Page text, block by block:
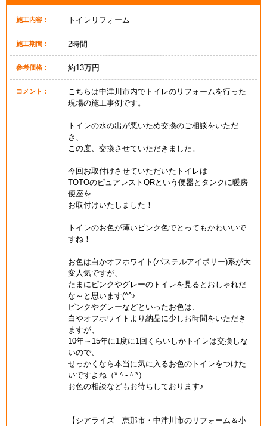
施工内容： トイレリフォーム
施工期間： 2時間
参考価格： 約13万円
コメント：
こちらは中津川市内でトイレのリフォームを行った
現場の施工事例です。
トイレの水の出が悪いため交換のご相談をいただ
き、
この度、交換させていただきました。
今回お取付けさせていただいたトイレは
TOTOのピュアレストQRという便器とタンクに暖房
便座を
お取付けいたしました！
トイレのお色が薄いピンク色でとってもかわいいで
すね！
お色は白かオフホワイト(パステルアイボリー)系が大
変人気ですが、
たまにピンクやグレーのトイレを見るとおしゃれだ
な～と思います(^^♪
ピンクやグレーなどといったお色は、
白やオフホワイトより納品に少しお時間をいただき
ますが、
10年～15年に1度に1回くらいしかトイレは交換しな
いので、
せっかくなら本当に気に入るお色のトイレをつけた
いですよね（*＾-＾*）
お色の相談などもお待ちしております♪
【シアライズ 恵那市・中津川市のリフォーム＆小